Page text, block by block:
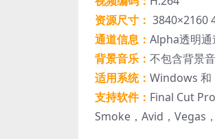
资源尺寸： 3840×2160
通道信息： Alpha透明通
背景音乐： 不包含背景
适用系统： Windows 和
支持软件： Final Cut
Smoke，Avid，Vegas